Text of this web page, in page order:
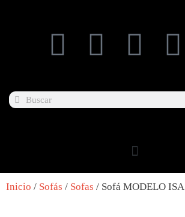
Inicio / Sofás / Sofas / Sofá MODELO ISA